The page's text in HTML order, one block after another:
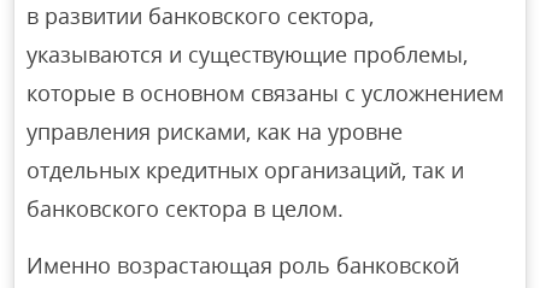
в развитии банковского сектора,
указываются и существующие проблемы,
которые в основном связаны с усложнением
управления рисками, как на уровне
отдельных кредитных организаций, так и
банковского сектора в целом.
Именно возрастающая роль банковской